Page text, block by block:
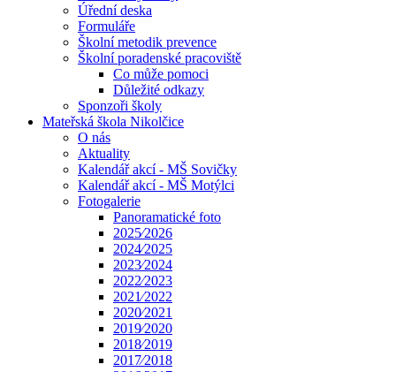
Úřední deska
Formuláře
Školní metodik prevence
Školní poradenské pracoviště
Co může pomoci
Důležité odkazy
Sponzoři školy
Mateřská škola Nikolčice
O nás
Aktuality
Kalendář akcí - MŠ Sovičky
Kalendář akcí - MŠ Motýlci
Fotogalerie
Panoramatické foto
2025⁄2026
2024⁄2025
2023⁄2024
2022⁄2023
2021⁄2022
2020⁄2021
2019⁄2020
2018⁄2019
2017⁄2018